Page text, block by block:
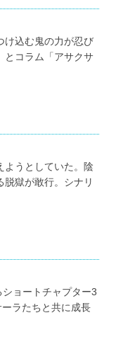
け込む鬼の力が忍び
とコラム「アサクサ
ようとしていた。陰
獄が敢行。シナリ
ショートチャプター3
ラたちと共に成長